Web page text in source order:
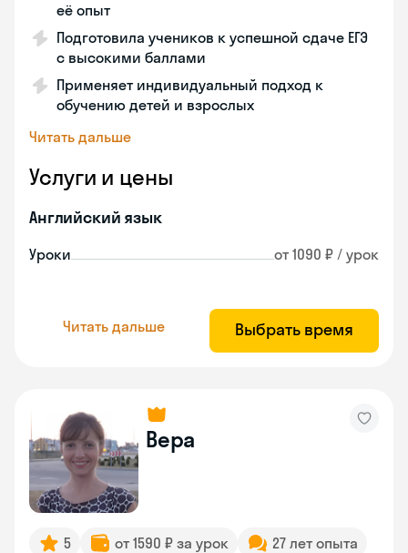
её опыт
Подготовила учеников к успешной сдаче ЕГЭ
с высокими баллами
Применяет индивидуальный подход к
обучению детей и взрослых
Читать дальше
Услуги и цены
Английский язык
Уроки от 1090 ₽ / урок
Читать дальше Выбрать время
Вера
5 от 1590 ₽ за урок
27 лет опыта